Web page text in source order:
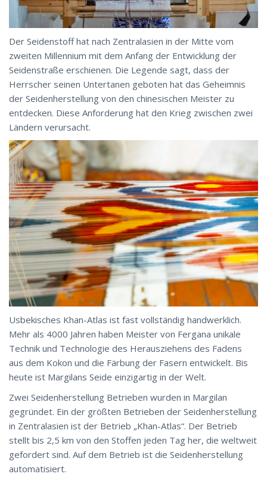
Der Seidenstoff hat nach Zentralasien in der Mitte vom
zweiten Millennium mit dem Anfang der Entwicklung der
Seidenstraße erschienen. Die Legende sagt, dass der
Herrscher seinen Untertanen geboten hat das Geheimnis
der Seidenherstellung von den chinesischen Meister zu
entdecken. Diese Anforderung hat den Krieg zwischen zwei
Ländern verursacht.
Usbekisches Khan-Atlas ist fast vollständig handwerklich.
Mehr als 4000 Jahren haben Meister von Fergana unikale
Technik und Technologie des Herausziehens des Fadens
aus dem Kokon und die Färbung der Fasern entwickelt. Bis
heute ist Margilans Seide einzigartig in der Welt.
Zwei Seidenherstellung Betrieben wurden in Margilan
gegründet. Ein der größten Betrieben der Seidenherstellung
in Zentralasien ist der Betrieb „Khan-Atlas“. Der Betrieb
stellt bis 2,5 km von den Stoffen jeden Tag her, die weltweit
gefordert sind. Auf dem Betrieb ist die Seidenherstellung
automatisiert.